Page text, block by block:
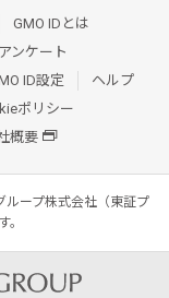
GMO IDとは
ンケート
ID設定
ヘルプ
ポリシー
概要
ループ株式会社（東証プ
。